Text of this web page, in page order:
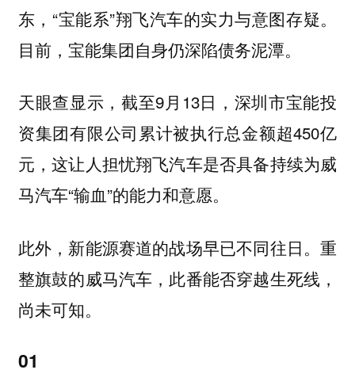
东，“宝能系”翔飞汽车的实力与意图存疑。
目前，宝能集团自身仍深陷债务泥潭。
天眼查显示，截至9月13日，深圳市宝能投
资集团有限公司累计被执行总金额超450亿
元，这让人担忧翔飞汽车是否具备持续为威
马汽车“输血”的能力和意愿。
此外，新能源赛道的战场早已不同往日。重
整旗鼓的威马汽车，此番能否穿越生死线，
尚未可知。
01